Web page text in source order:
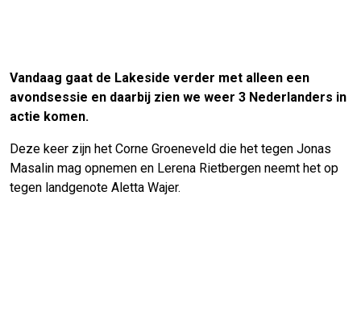
Vandaag gaat de Lakeside verder met alleen een
avondsessie en daarbij zien we weer 3 Nederlanders in
actie komen.
Deze keer zijn het Corne Groeneveld die het tegen Jonas
Masalin mag opnemen en Lerena Rietbergen neemt het op
tegen landgenote Aletta Wajer.